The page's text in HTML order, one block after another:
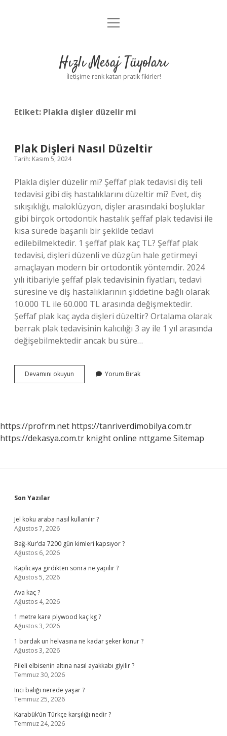
Anasayfa
Yasal Uyarı
menüyü
Hızlı Mesaj Tüyoları
İletişime renk katan pratik fikirler!
Etiket: Plakla dişler düzelir mi
Plak Dişleri Nasıl Düzeltir
Tarih: Kasım 5, 2024
Plakla dişler düzelir mi? Şeffaf plak tedavisi diş teli
tedavisi gibi diş hastalıklarını düzeltir mi? Evet, diş
sıkışıklığı, maloklüzyon, dişler arasındaki boşluklar
gibi birçok ortodontik hastalık şeffaf plak tedavisi ile
kısa sürede başarılı bir şekilde tedavi
edilebilmektedir. 1 şeffaf plak kaç TL? Şeffaf plak
tedavisi, dişleri düzenli ve düzgün hale getirmeyi
amaçlayan modern bir ortodontik yöntemdir. 2024
yılı itibariyle şeffaf plak tedavisinin fiyatları, tedavi
süresine ve diş hastalıklarının şiddetine bağlı olarak
10.000 TL ile 60.000 TL arasında değişmektedir.
Şeffaf plak kaç ayda dişleri düzeltir? Ortalama olarak
berrak plak tedavisinin kalıcılığı 3 ay ile 1 yıl arasında
değişebilmektedir ancak bu süre…
Devamını okuyun
Dişleri
Yorum Bırak
https://profrm.net https://tanriverdimobilya.com.tr
https://dekasya.com.tr knight online nttgame Sitemap
Sidebar
Son Yazılar
Jel koku araba nasıl kullanılır ?
Ağustos 7, 2026
Bağ-Kur’da 7200 gün kimleri kapsıyor ?
Ağustos 6, 2026
Kaplicaya girdikten sonra ne yapılır ?
Ağustos 5, 2026
Ava kaç ?
Ağustos 4, 2026
1 metre kare plywood kaç kg ?
Ağustos 3, 2026
1 bardak un helvasına ne kadar şeker konur ?
Ağustos 3, 2026
Pileli elbisenin altına nasıl ayakkabı giyilir ?
Temmuz 30, 2026
Inci balığı nerede yaşar ?
Temmuz 25, 2026
Karabük’ün Türkçe karşılığı nedir ?
Temmuz 24, 2026